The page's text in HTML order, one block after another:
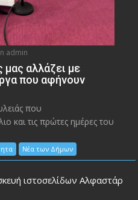
admin
αλλάζει με
που αφήνουν
που
και τις πρώτες ημέρες του
Νέα των Δήμων
ιστοσελίδων Αλφαστάρ